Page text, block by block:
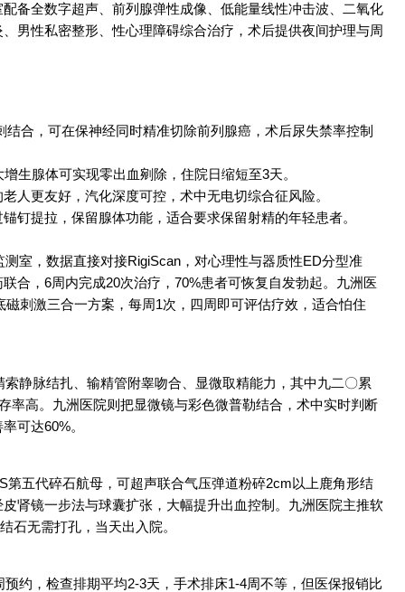
备全数字超声、前列腺弹性成像、低能量线性冲击波、二氧化
男性私密整形、性心理障碍综合治疗，术后提供夜间护理与周
合，可在保神经同时精准切除前列腺癌，术后尿失禁率控制
生腺体可实现零出血剜除，住院日缩短至3天。
人更友好，汽化深度可控，术中无电切综合征风险。
钉提拉，保留腺体功能，适合要求保留射精的年轻患者。
室，数据直接对接RigiScan，对心理性与器质性ED分型准
合，6周内完成20次治疗，70%患者可恢复自发勃起。九洲医
刺激三合一方案，每周1次，四周即可评估疗效，适合怕住
静脉结扎、输精管附睾吻合、显微取精能力，其中九二〇累
率高。九洲医院则把显微镜与彩色微普勒结合，术中实时判断
可达60%。
第五代碎石航母，可超声联合气压弹道粉碎2cm以上鹿角形结
肾镜一步法与球囊扩张，大幅提升出血控制。九洲医院主推软
石无需打孔，当天出入院。
约，检查排期平均2-3天，手术排床1-4周不等，但医保报销比